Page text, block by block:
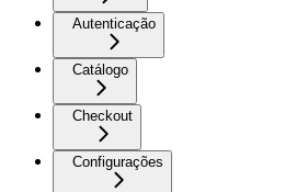
Autenticação
Catálogo
Checkout
Configurações